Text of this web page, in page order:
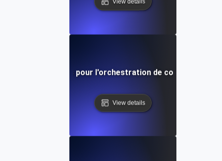
pratiques pour l'orchestration de conteneurs en
View details